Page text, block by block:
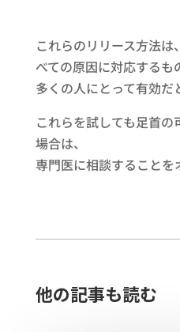
これらのリリース方法
べての原因に対応するも
多くの人にとって有効だ
これらを試しても足首
場合は、
専門医に相談することを
他の記事も読む​